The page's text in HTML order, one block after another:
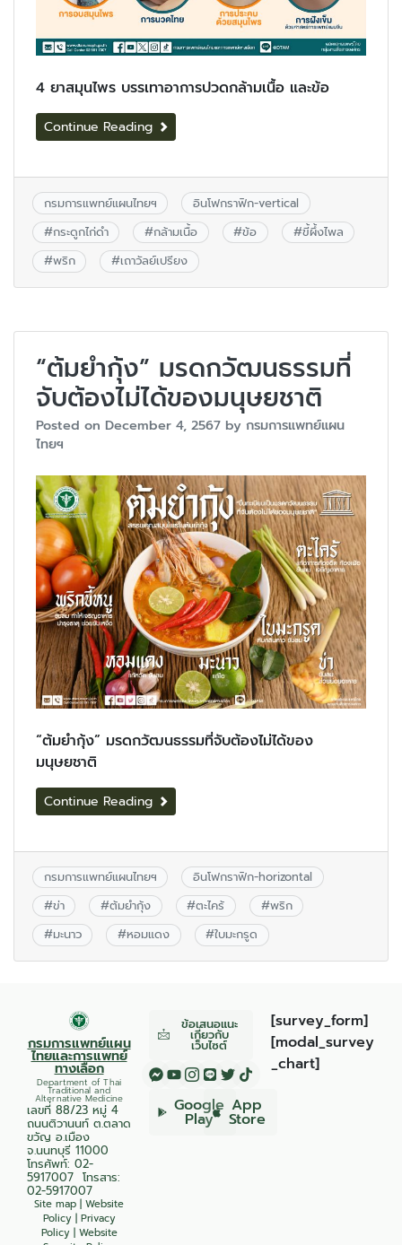
4 ยาสมุนไพร บรรเทาอาการปวดกล้ามเนื้อ และข้อ
Continue Reading
กรมการแพทย์แผนไทยฯ
อินโฟกราฟิก-vertical
#กระดูกไก่ดำ #กล้ามเนื้อ #ข้อ #ขี้ผึ้งไพล
#พริก #เถาวัลย์เปรียง
“ต้มยำกุ้ง” มรดกวัฒนธรรมที่
จับต้องไม่ได้ของมนุษยชาติ
Posted on December 4, 2567 by กรมการแพทย์แผน
ไทยฯ
“ต้มยำกุ้ง” มรดกวัฒนธรรมที่จับต้องไม่ได้ของ
มนุษยชาติ
Continue Reading
กรมการแพทย์แผนไทยฯ
อินโฟกราฟิก-horizontal
#ข่า #ต้มยำกุ้ง #ตะไคร้ #พริก
#มะนาว #หอมแดง #ใบมะกรูด
กรมการแพทย์แผน
ไทยและการแพทย์
ทางเลือก
Department of Thai
Traditional and
Alternative Medicine
เลขที่ 88/23 หมู่ 4
ถนนติวานนท์ ต.ตลาด
ขวัญ อ.เมือง
จ.นนทบุรี 11000
โทรศัพท์: 02-
5917007 โทรสาร:
02-5917007
Site map | Website
Policy| Privacy
Policy| Website
ข้อเสนอแนะ
เกี่ยวกับ
เว็บไซต์
Google
Play
App
Store
[survey_form]
[modal_survey
_chart]